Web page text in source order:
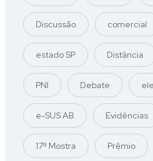
Discussão comercial
estado SP Distância
PNI Debate
e-SUS AB Evidências
17ª Mostra Prêmio